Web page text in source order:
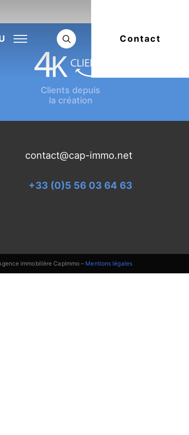
Contact
Clients depuis
la création
contact@cap-immo.net
+33 (0)5 56 03 64 63
immobilière CapImmo – Mentions légales